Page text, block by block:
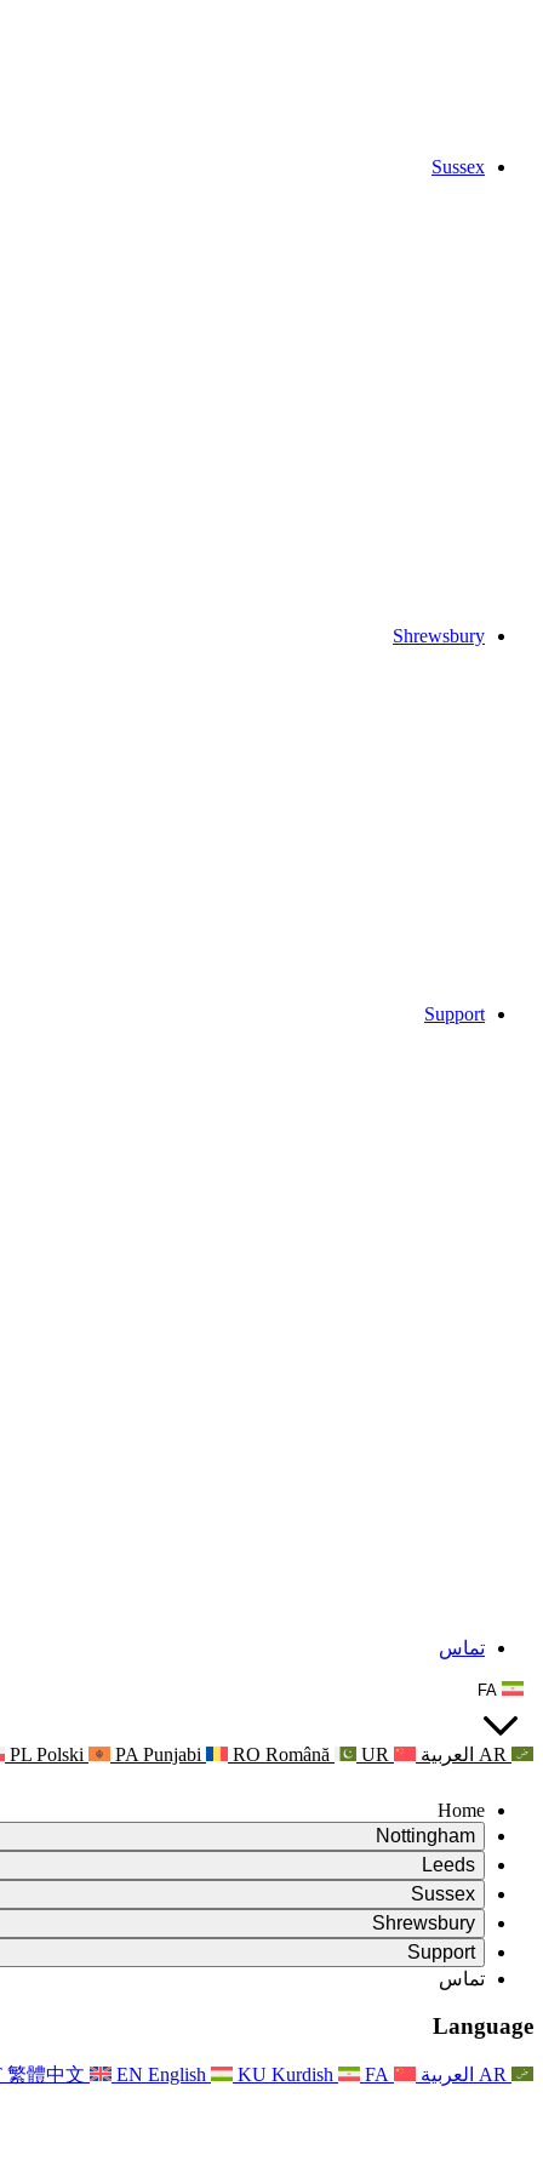
Sussex
Shrewsbury
Support
تماس
FA
AR العربية PL Polski PA Punjabi RO Română UR
Home
Nottingham
Review
رئیس بررسی
تیم بررسی مستقل
شرایط مرجع
گزارش نهایی بررسی مستقل
سوالات متداول
For Families
فرآیند بازخورد خانواده
آخرین به‌روزرسانی‌ها
خبرنامه‌ها
Leeds
Review
رئیس بررسی
تیم بررسی مستقل
شرایط مرجع
تماس
حمایت روانی از خانواده‌ها
رویدادها
Sussex
Review
رئیس بررسی
تیم بررسی مستقل
شرایط مرجع
For Families
به روز رسانی برای خانواده ها
Shrewsbury
Review
شرح وظایف برای بررسی زایمان
اطلاعیه ها
Reports
گزارش نهایی بررسی مستقل
اولین گزارش از نشریه ایندیپندنت ریویو
For Families
Support
Leeds
Nottingham
خدمات پشتیبانی روانشناختی خانواده
پشتیبانی بحران سلامت روان
خدمات منطقه‌ای ناتینگهام
تماس
Language
AR العربية 繁體中文 EN English KU Kurdish FA